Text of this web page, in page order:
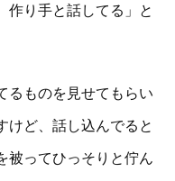
作り手と話してる」と
るものを見せてもらい
けど、話し込んでると
被ってひっそりと佇ん